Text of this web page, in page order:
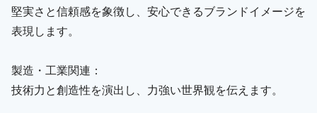
堅実さと信頼感を象徴し、安心できるブランドイメージを
表現します。
製造・工業関連：
技術力と創造性を演出し、力強い世界観を伝えます。